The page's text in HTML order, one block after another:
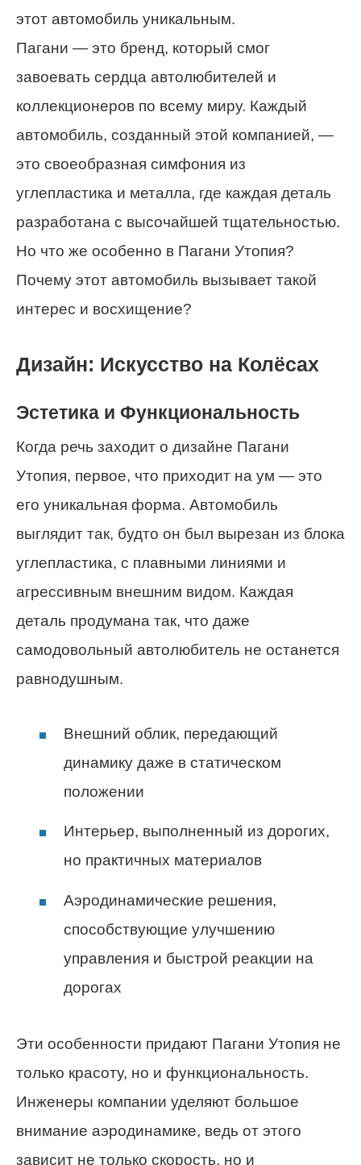
этот автомобиль уникальным.
Пагани — это бренд, который смог
завоевать сердца автолюбителей и
коллекционеров по всему миру. Каждый
автомобиль, созданный этой компанией, —
это своеобразная симфония из
углепластика и металла, где каждая деталь
разработана с высочайшей тщательностью.
Но что же особенно в Пагани Утопия?
Почему этот автомобиль вызывает такой
интерес и восхищение?
Дизайн: Искусство на Колёсах
Эстетика и Функциональность
Когда речь заходит о дизайне Пагани
Утопия, первое, что приходит на ум — это
его уникальная форма. Автомобиль
выглядит так, будто он был вырезан из блока
углепластика, с плавными линиями и
агрессивным внешним видом. Каждая
деталь продумана так, что даже
самодовольный автолюбитель не останется
равнодушным.
Внешний облик, передающий
динамику даже в статическом
положении
Интерьер, выполненный из дорогих,
но практичных материалов
Аэродинамические решения,
способствующие улучшению
управления и быстрой реакции на
дорогах
Эти особенности придают Пагани Утопия не
только красоту, но и функциональность.
Инженеры компании уделяют большое
внимание аэродинамике, ведь от этого
зависит не только скорость, но и